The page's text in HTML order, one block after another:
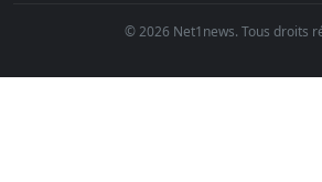
© 2026 Net1news. Tous droits